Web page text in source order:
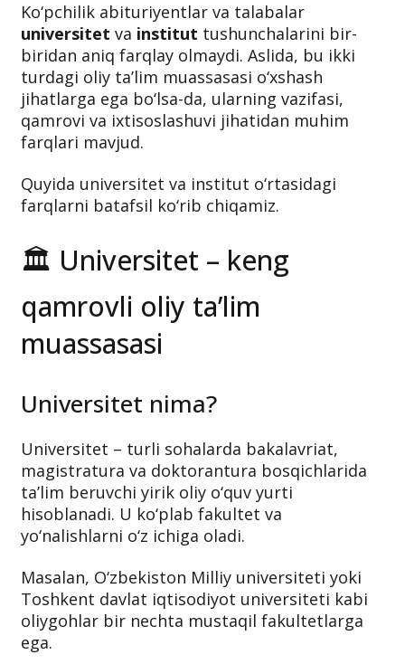
Ko‘pchilik abituriyentlar va talabalar
universitet va institut tushunchalarini bir-
biridan aniq farqlay olmaydi. Aslida, bu ikki
turdagi oliy ta’lim muassasasi o‘xshash
jihatlarga ega bo‘lsa-da, ularning vazifasi,
qamrovi va ixtisoslashuvi jihatidan muhim
farqlari mavjud.
Quyida universitet va institut o‘rtasidagi
farqlarni batafsil ko‘rib chiqamiz.
🏛 Universitet – keng
qamrovli oliy ta’lim
muassasasi
Universitet nima?
Universitet – turli sohalarda bakalavriat,
magistratura va doktorantura bosqichlarida
ta’lim beruvchi yirik oliy o‘quv yurti
hisoblanadi. U ko‘plab fakultet va
yo‘nalishlarni o‘z ichiga oladi.
Masalan, O‘zbekiston Milliy universiteti yoki
Toshkent davlat iqtisodiyot universiteti kabi
oliygohlar bir nechta mustaqil fakultetlarga
ega.